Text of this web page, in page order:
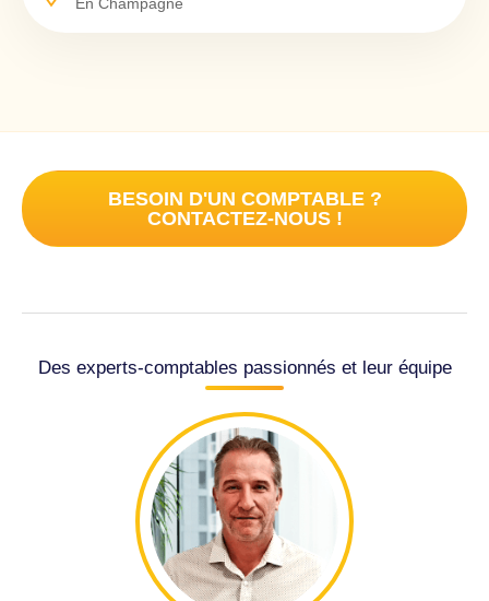
BESOIN D'UN COMPTABLE ?
CONTACTEZ-NOUS !
Des experts-comptables passionnés et leur équipe